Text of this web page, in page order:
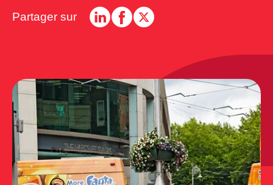
Partager sur